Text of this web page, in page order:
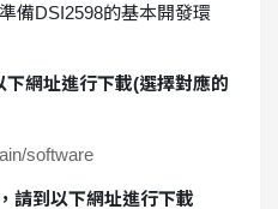
備DSI2598的基本開發環
網址進行下載(選擇對應的
software
請到以下網址進行下載